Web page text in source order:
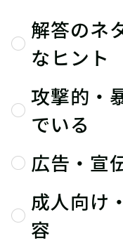
解答のネ
なヒント
攻撃的・
でいる
広告・宣
成人向け
容